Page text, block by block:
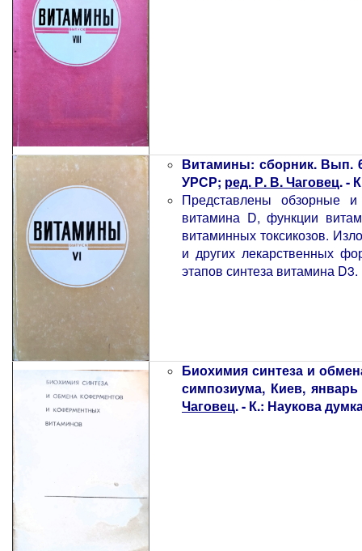
Витамины: сборник. Вып.
УРСР; ред. Р. В. Чаговец. -
Представлены обзорные
витамина D, функции
витаминных токсикозов.
и других лекарственных
этапов синтеза витамина D3.
Биохимия синтеза и
симпозиума, Киев,
Чаговец. - К.: Наукова